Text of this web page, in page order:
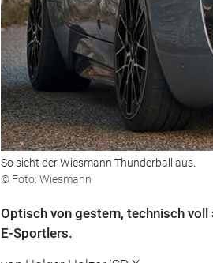
So sieht der Wiesmann Thunderball aus.
© Foto: Wiesmann
Optisch von gestern, technisch
E-Sportlers.